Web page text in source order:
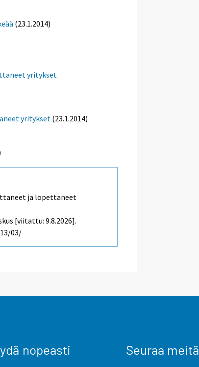
(23.1.2014)
yritykset
yritykset (23.1.2014)
ja lopettaneet
[viitattu: 9.8.2026].
03/
nopeasti Seuraa meitä